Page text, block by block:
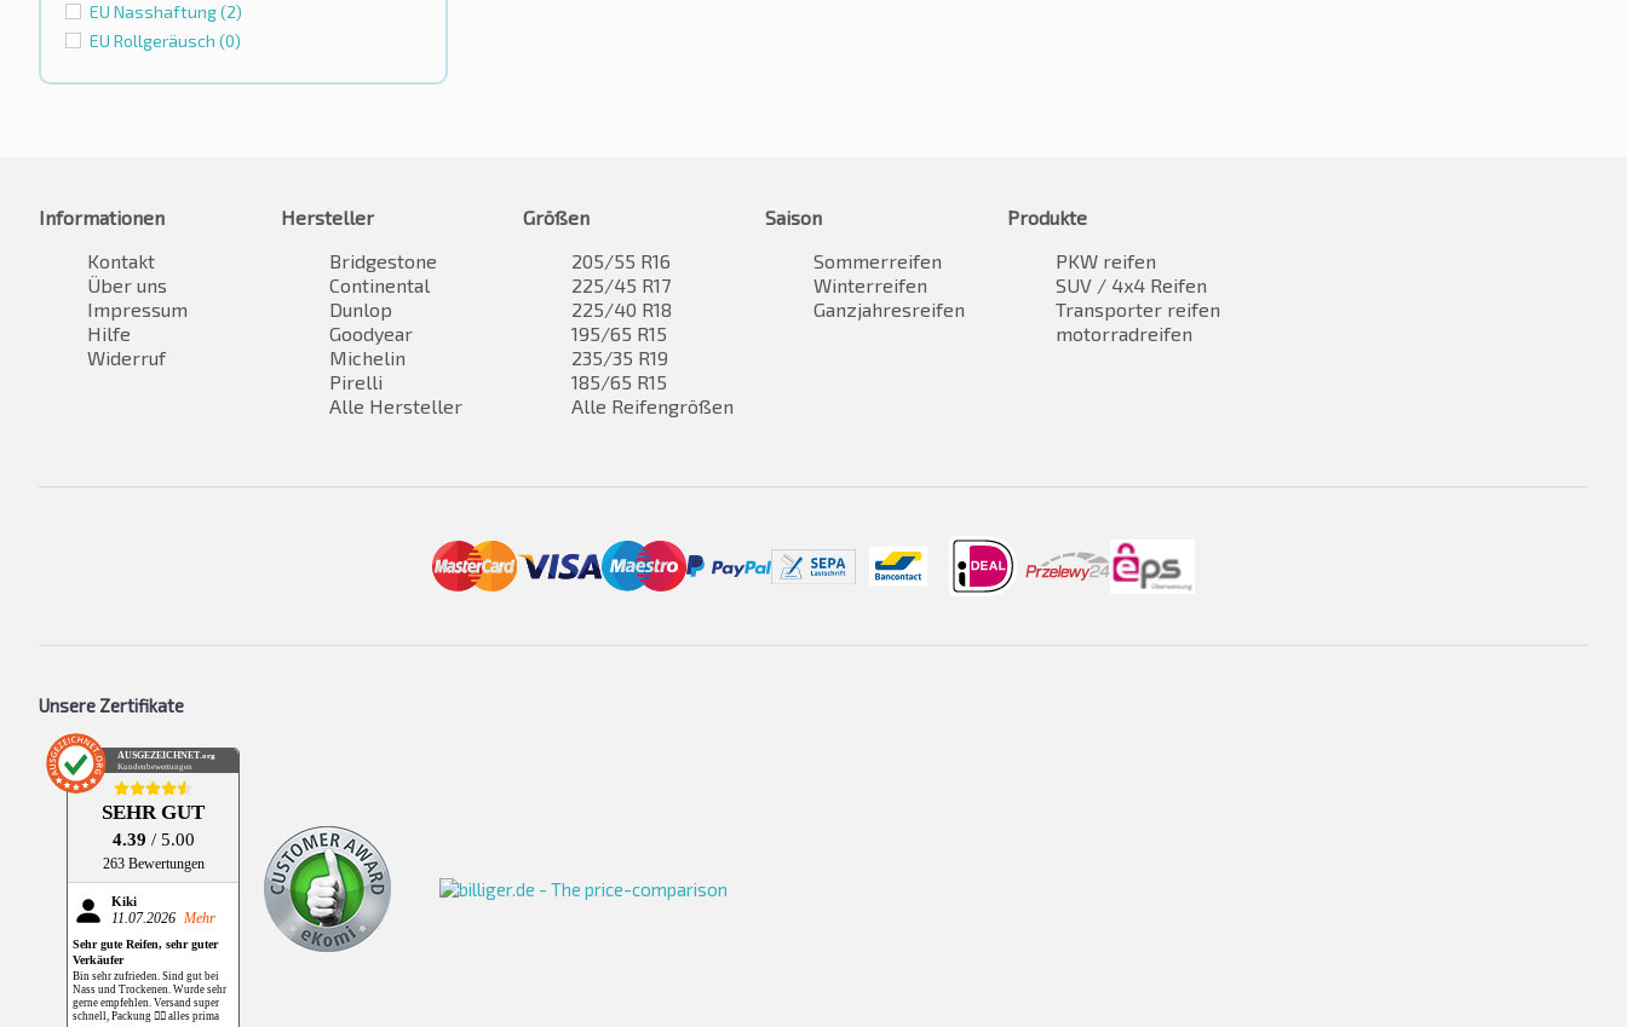
EU Nasshaftung(2)
EU Rollgeräusch (0)
Informationen
Kontakt
Über uns
Impressum
Hilfe
Widerruf
Hersteller
Bridgestone
Continental
Dunlop
Goodyear
Michelin
Pirelli
Alle Hersteller
Größen
205/55 R16
225/45 R17
225/40 R18
195/65 R15
235/35 R19
185/65 R15
Alle Reifengrößen
Saison
Sommerreifen
Winterreifen
Ganzjahresreifen
Produkte
PKW reifen
SUV / 4x4 Reifen
Transporter reifen
motorradreifen
Unsere Zertifikate
AUSGEZEICHNET .org
Kundenbewertungen
SEHR GUT
4.39 / 5.00
263 Bewertungen
Kiki
11.07.2026 Mehr
Sehr gute Reifen, sehr guter
Verkäufer
Bin sehr zufrieden. Sind gut bei
Nass und Trockenen. Wurde sehr
gerne empfehlen. Versand super
schnell, Packung 👌🏻 alles prima